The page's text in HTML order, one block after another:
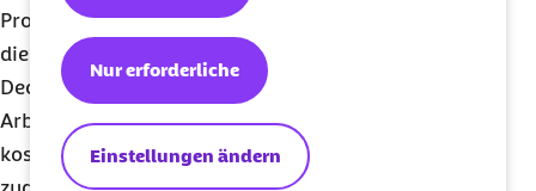
Einstellungen ändern
Nur erforderliche
Prozent beschlossen werden. Außerdem müssen
die aus Steuern finanzierten Pauschalen zur
Deckung der Leistungsausgaben für
Arbeitslosengeld II-Empfänger erhöht und
kostendeckend ausgestaltet werden. Notwendig ist